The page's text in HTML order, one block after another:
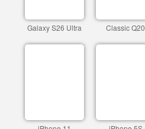
Galaxy S26 Ultra Classic Q20